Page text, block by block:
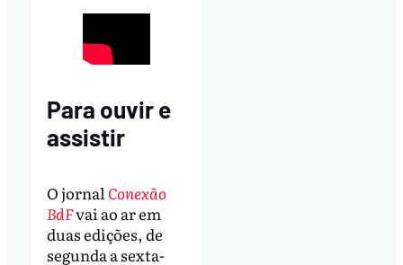
Para ouvir e
assistir
O jornalConexão
BdFvai ao ar em
duas edições, de
segunda a sexta-